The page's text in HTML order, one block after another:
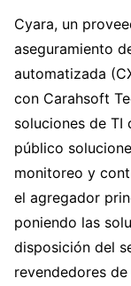
Cyara, un
aseguramiento
automatizada
con Carahsoft
soluciones de
público
monitoreo y
el agregador
poniendo las
disposición del
revendedores